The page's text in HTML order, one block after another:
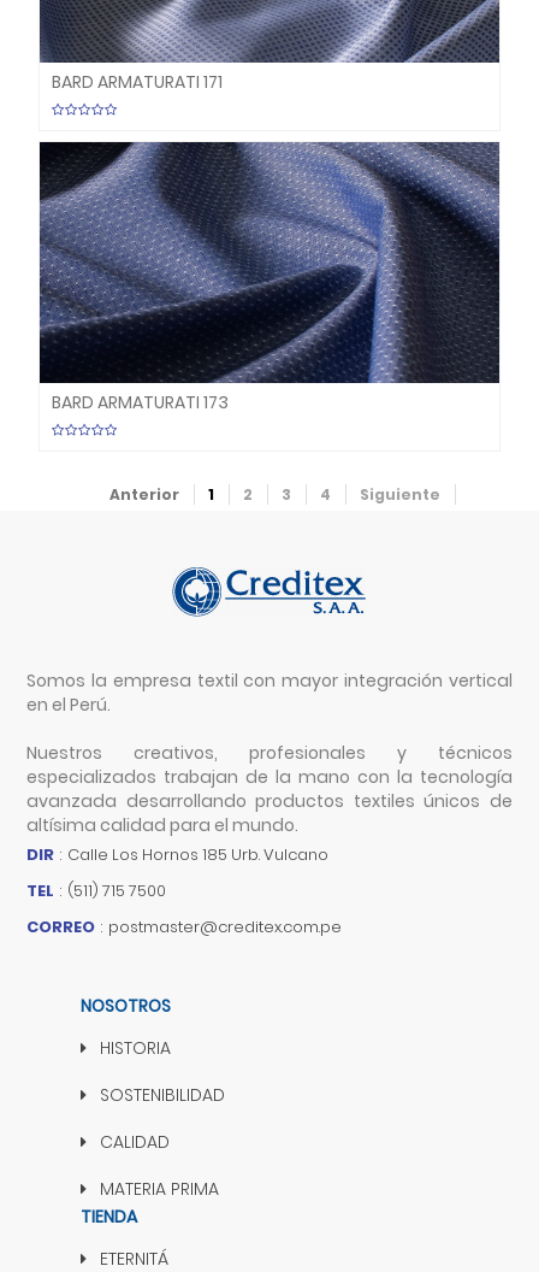
BARD ARMATURATI 171
BARD ARMATURATI 173
Anterior 1 2 3 4 Siguiente
Somos la empresa textil con mayor integración vertical
en el Perú.
Nuestros creativos, profesionales y técnicos
especializados trabajan de la mano con la tecnología
avanzada desarrollando productos textiles únicos de
altísima calidad para el mundo.
DIR : Calle Los Hornos 185 Urb. Vulcano
TEL : (511) 715 7500
CORREO : postmaster@creditex.com.pe
NOSOTROS
HISTORIA
SOSTENIBILIDAD
CALIDAD
MATERIA PRIMA
TIENDA
ETERNITÁ